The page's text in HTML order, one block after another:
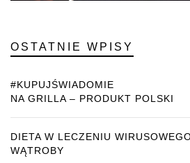
OSTATNIE WPISY
#KUPUJŚWIADOMIE
NA GRILLA – PRODUKT POLSKI
DIETA W LECZENIU
WĄTROBY